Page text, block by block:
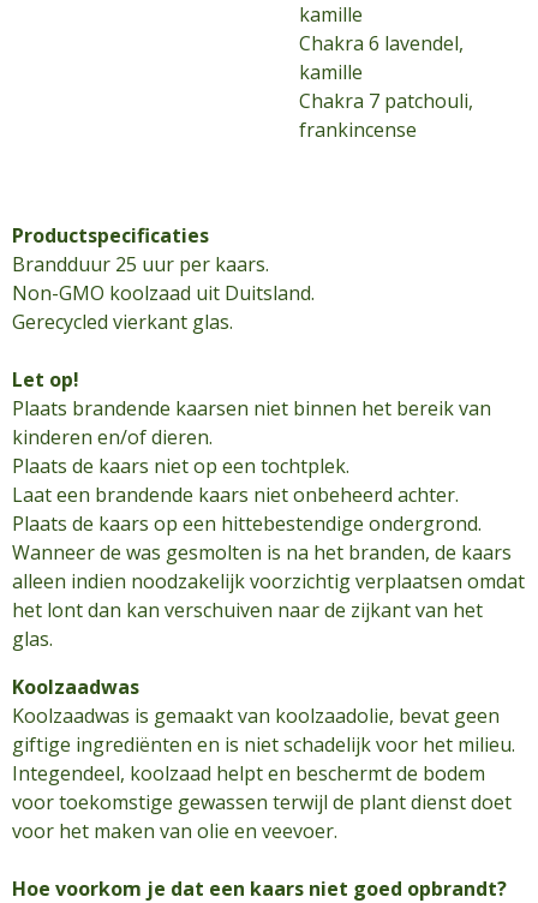
kamille
Chakra 6 lavendel,
kamille
Chakra 7 patchouli,
frankincense
Productspecificaties
Brandduur 25 uur per kaars.
Non-GMO koolzaad uit Duitsland.
Gerecycled vierkant glas.
Let op!
Plaats brandende kaarsen niet binnen het bereik van
kinderen en/of dieren.
Plaats de kaars niet op een tochtplek.
Laat een brandende kaars niet onbeheerd achter.
Plaats de kaars op een hittebestendige ondergrond.
Wanneer de was gesmolten is na het branden, de kaars
alleen indien noodzakelijk voorzichtig verplaatsen omdat
het lont dan kan verschuiven naar de zijkant van het
glas.
Koolzaadwas
Koolzaadwas is gemaakt van koolzaadolie, bevat geen
giftige ingrediënten en is niet schadelijk voor het milieu.
Integendeel, koolzaad helpt en beschermt de bodem
voor toekomstige gewassen terwijl de plant dienst doet
voor het maken van olie en veevoer.
Hoe voorkom je dat een kaars niet goed opbrandt?